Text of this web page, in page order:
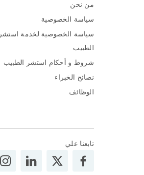
من نحن
سياسة الخصوصية
سياسة الخصوصية لخدمة استشر
الطبيب
شروط و أحكام استشر الطبيب
نصائح الخبراء
الوظائف
تابعنا علي